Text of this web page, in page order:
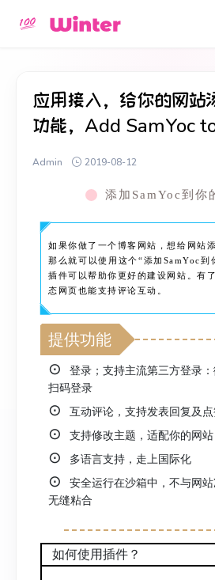
应用接入，给你的网站
功能，Add SamYoc
Admin 2019-08-12
添加SamYoc到你
如果你做了一个博客网站，想给网站
那么就可以使用这个“添加SamYoc到
插件可以帮助你更好的建设网站。有
态网页也能支持评论互动。
提供功能
⊙
登录；支持主流第三方登录
扫码登录
⊙ 互动评论，支持发表回复及
⊙ 支持修改主题，适配你的网站
⊙ 多语言支持，走上国际化
⊙
安全运行在沙箱中，不与网
无缝粘合
如何使用插件？